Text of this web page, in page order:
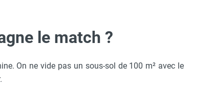
le match ?
On ne vide pas un sous-sol de 100 m² avec le